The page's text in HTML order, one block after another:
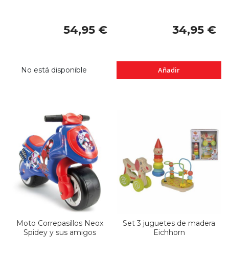
54,95 €
No está disponible
34,95 €
Añadir
Moto Correpasillos Neox
Spidey y sus amigos
Set 3 juguetes de madera
Eichhorn